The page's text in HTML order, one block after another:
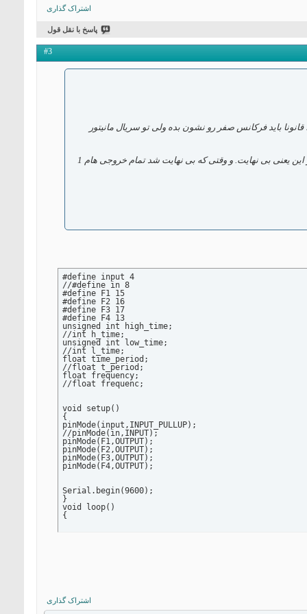
  digitalWrite (F4, HIGH);
       else if (frequency <=48){
        digitalWrite (F4, LOW);
اشتراک گذاری
پاسخ با نقل قول
#3
که وقتی که دیگه فرکانسی نمیدم به ورودی یعنی ورودی رو به زمین وصل میکنم یا به 5 ولت ، قانونا باید فرکانس صفر رو نشون بده ولی تو سریال مانیتور
وقتی فرکانسی نداریم ، متغییر دوره ی زمانی مساوی میشه با 0 و چون طبق فرمول 1000 تقسیم میشه بر صفر و این یعنی بی نهایت. و وقتی که بی نهایت شد تمام خروجی هام 1
#define input 4
//#define in 8
#define F1 15
#define F2 16
#define F3 17
#define F4 13
unsigned int high_time;
//int h_time;
unsigned int low_time;
//int l_time;
float time_period;
//float t_period;
float frequency;
//float frequenc;
void setup()
{
pinMode(input,INPUT_PULLUP);
//pinMode(in,INPUT);
pinMode(F1,OUTPUT);
pinMode(F2,OUTPUT);
pinMode(F3,OUTPUT);
pinMode(F4,OUTPUT);
Serial.begin(9600);
}
void loop()
{
else {Serial.println("0 Frequency");frequency=0;}
اشتراک گذاری